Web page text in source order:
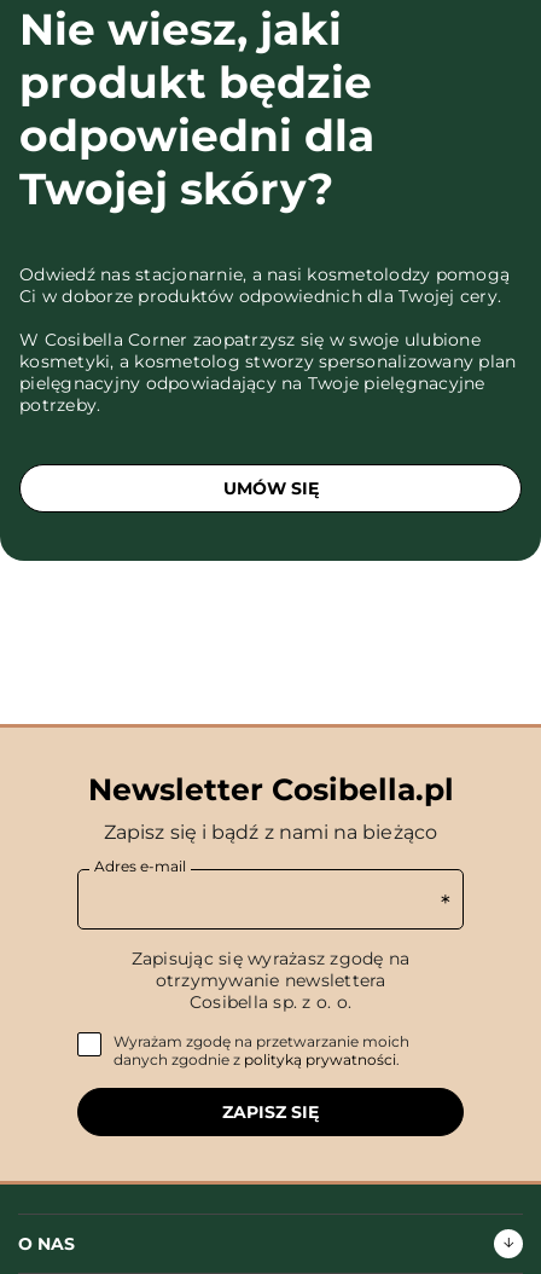
Nie wiesz, jaki
produkt będzie
odpowiedni dla
Twojej skóry?
Odwiedź nas stacjonarnie, a nasi kosmetolodzy pomogą
Ci w doborze produktów odpowiednich dla Twojej cery.
W Cosibella Corner zaopatrzysz się w swoje ulubione
kosmetyki, a kosmetolog stworzy spersonalizowany plan
pielęgnacyjny odpowiadający na Twoje pielęgnacyjne
potrzeby.
UMÓW SIĘ
Newsletter Cosibella.pl
Zapisz się i bądź z nami na bieżąco
Adres e-mail
Zapisując się wyrażasz zgodę na
otrzymywanie newslettera
Cosibella sp. z o. o.
Wyrażam zgodę na przetwarzanie moich
danych zgodnie z polityką prywatności.
ZAPISZ SIĘ
O NAS